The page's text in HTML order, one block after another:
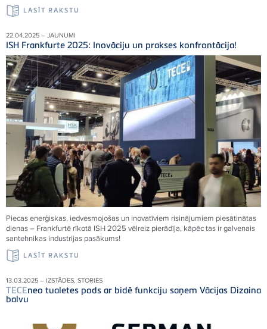
LASĪT RAKSTU
22.04.2025 – JAUNUMI
ISH Frankfurte 2025: Inovāciju un prakses konfrontācija!
Piecas enerģiskas, iedvesmojošas un inovatīviem risinājumiem piesātinātas
dienas – Frankfurtē rīkotā ISH 2025 vēlreiz pierādīja, kāpēc tas ir galvenais
santehnikas industrijas pasākums!
LASĪT RAKSTU
13.03.2025 – IZSTĀDES, STORIES
TECEneo tualetes pods ar bidē funkciju saņem Vācijas Dizaina
balvu